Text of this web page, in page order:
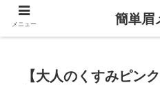
【大人のくすみピン
メニュー 簡単眉